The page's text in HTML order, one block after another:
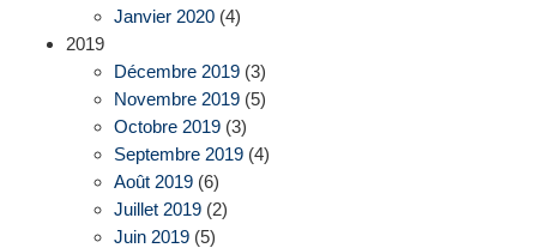
Janvier 2020 (4)
2019
Décembre 2019 (3)
Novembre 2019 (5)
Octobre 2019 (3)
Septembre 2019 (4)
Août 2019 (6)
Juillet 2019 (2)
Juin 2019 (5)